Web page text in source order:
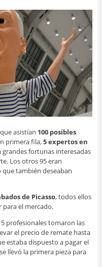
asistían 100 posibles
primera fila,5 expertos en
fortunas interesadas
Los otros 95 eran
también deseaban
de Picasso, todos ellos
para el mercado.
profesionales tomaron las
el precio de remate hasta
estaba dispuesto a pagar el
llevó la primera pieza para